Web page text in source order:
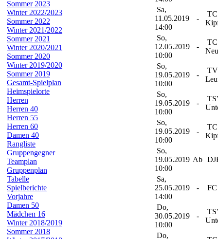
Sommer 2023
Winter 2022/2023
Sommer 2022
Winter 2021/2022
Sommer 2021
Winter 2020/2021
Sommer 2020
Winter 2019/2020
Sommer 2019
Gesamt-Spielplan
Heimspielorte
Herren
Herren 40
Herren 55
Herren 60
Damen 40
Rangliste
Gruppengegner
Teamplan
Gruppenplan
Tabelle
Spielberichte
Vorjahre
Damen 50
Mädchen 16
Winter 2018/2019
Sommer 2018
Sa,
11.05.2019
14:00
-
So,
12.05.2019
10:00
-
TC
So,
19.05.2019
10:00
-
TV
So,
19.05.2019
10:00
-
So,
19.05.2019
10:00
-
So,
19.05.2019
10:00
Ab
Sa,
25.05.2019
14:00
-
Do,
30.05.2019
10:00
-
Do,